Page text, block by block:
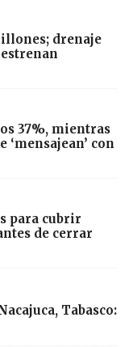
drenaje
37%, mientras
‘mensajean’ con
para cubrir
de cerrar
Tabasco: